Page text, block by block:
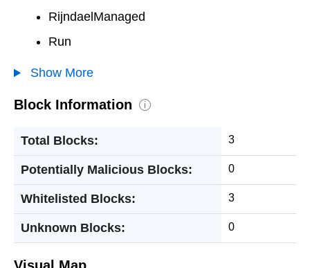
RijndaelManaged
Run
Show More
Block Information i
Total Blocks: 3
Potentially Malicious Blocks: 0
Whitelisted Blocks: 3
Unknown Blocks: 0